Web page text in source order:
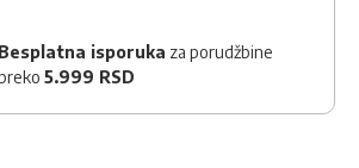
Besplatna isporuka za porudžbine
5.999 RSD